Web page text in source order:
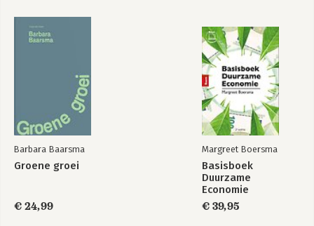
The Economics of
Biodiversity
Bekijk alle boeken
Barbara Baarsma
Groene groei
€ 24,99
Margreet Boersma
Basisboek
Duurzame
Economie
€ 39,95